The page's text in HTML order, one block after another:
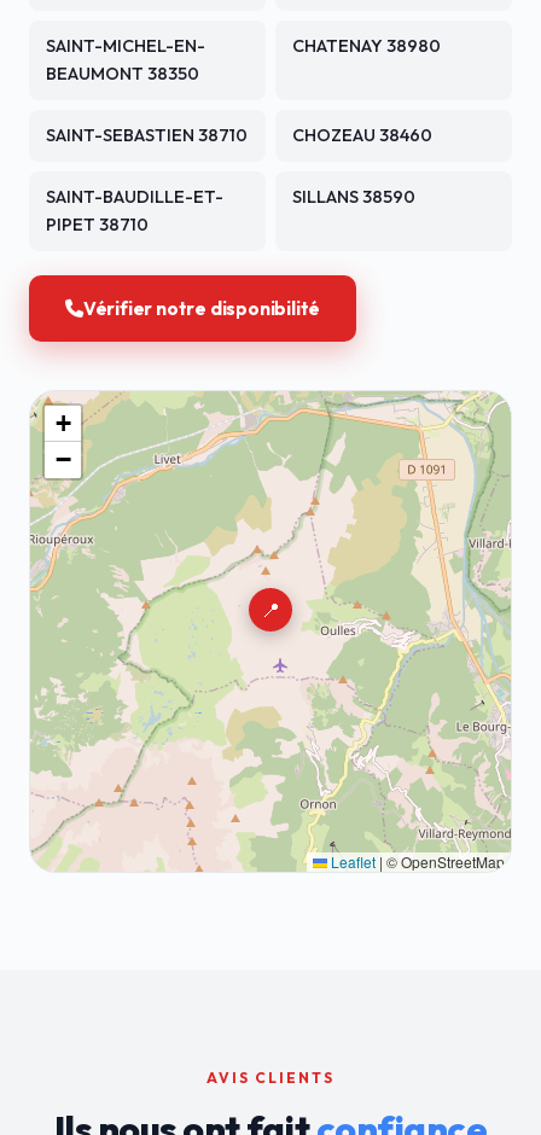
SAINT-MICHEL-EN-
BEAUMONT 38350
CHATENAY 38980
SAINT-SEBASTIEN 38710 CHOZEAU 38460
SAINT-BAUDILLE-ET-
PIPET 38710
SILLANS 38590
Vérifier notre disponibilité
📍
+
−
Leaflet | © OpenStreetMap
AVIS CLIENTS